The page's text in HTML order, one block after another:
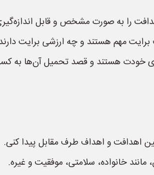
را به صورت مشخص و قابل
مهم هستند و چه ارزشی برایت
خودت هستند و قصد تحمیل آن‌ها به
اهدافت و اهداف طرف مقابل پیدا کنی.
خانواده، سلامتی، موفقیت و غیره.